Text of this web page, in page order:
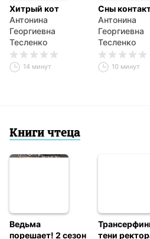
Хитрый кот
Антонина
Георгиевна
Тесленко
14 минут
Сны
Антонина
Георгиевна
Тесленко
10 минут
Книги чтеца
Ведьма
порешает! 2 сезон
тени